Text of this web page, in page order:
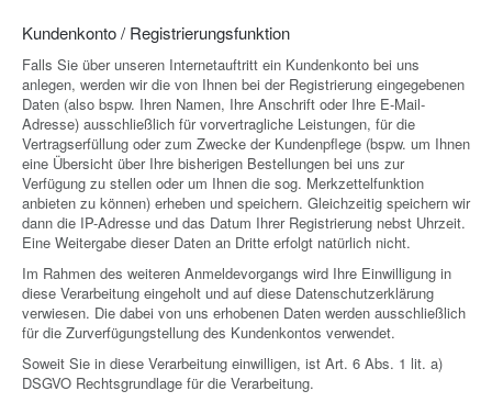
Kundenkonto / Registrierungsfunktion
Falls Sie über unseren Internetauftritt ein Kundenkonto bei uns
anlegen, werden wir die von Ihnen bei der Registrierung eingegebenen
Daten (also bspw. Ihren Namen, Ihre Anschrift oder Ihre E-Mail-
Adresse) ausschließlich für vorvertragliche Leistungen, für die
Vertragserfüllung oder zum Zwecke der Kundenpflege (bspw. um Ihnen
eine Übersicht über Ihre bisherigen Bestellungen bei uns zur
Verfügung zu stellen oder um Ihnen die sog. Merkzettelfunktion
anbieten zu können) erheben und speichern. Gleichzeitig speichern wir
dann die IP-Adresse und das Datum Ihrer Registrierung nebst Uhrzeit.
Eine Weitergabe dieser Daten an Dritte erfolgt natürlich nicht.
Im Rahmen des weiteren Anmeldevorgangs wird Ihre Einwilligung in
diese Verarbeitung eingeholt und auf diese Datenschutzerklärung
verwiesen. Die dabei von uns erhobenen Daten werden ausschließlich
für die Zurverfügungstellung des Kundenkontos verwendet.
Soweit Sie in diese Verarbeitung einwilligen, ist Art. 6 Abs. 1 lit. a)
DSGVO Rechtsgrundlage für die Verarbeitung.